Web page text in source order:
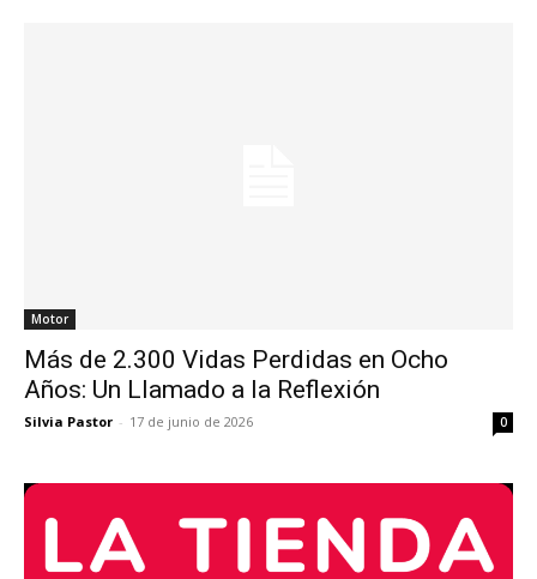
Motor
Más de 2.300 Vidas Perdidas en Ocho
Años: Un Llamado a la Reflexión
Silvia Pastor - 17 de junio de 2026 0